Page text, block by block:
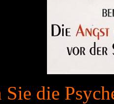
Sie die